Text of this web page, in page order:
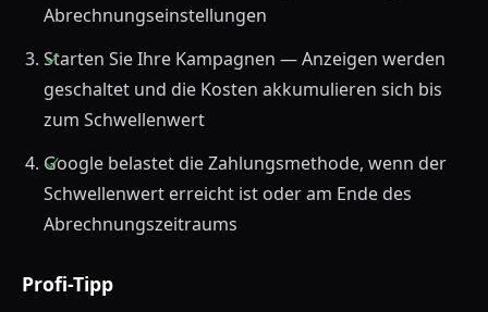
Abrechnungseinstellungen
Starten Sie Ihre Kampagnen — Anzeigen werden
geschaltet und die Kosten akkumulieren sich bis
zum Schwellenwert
Google belastet die Zahlungsmethode, wenn der
Schwellenwert erreicht ist oder am Ende des
Abrechnungszeitraums
Profi-Tipp